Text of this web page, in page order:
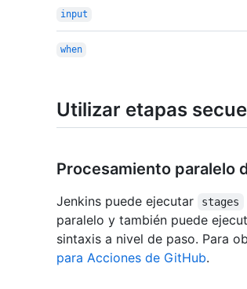
input
when
Utilizar etapas
Procesamiento paralelo
Jenkins puede ejecutar stages
paralelo y también puede
sintaxis a nivel de paso. Para
para Acciones de GitHub.